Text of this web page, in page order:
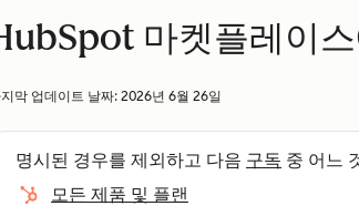
마켓플레이
막 업데이트 날짜: 2026년 6월 26일
명시된 경우를 제외하고 다음 구독 중 어느
모든 제품 및 플랜